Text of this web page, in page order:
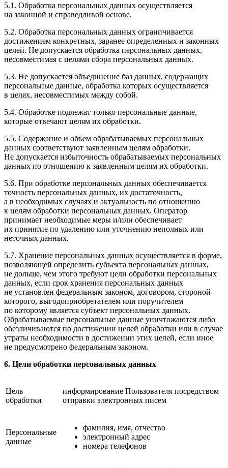
5.1. Обработка персональных данных осуществляется
на законной и справедливой основе.
5.2. Обработка персональных данных ограничивается
достижением конкретных, заранее определенных и законных
целей. Не допускается обработка персональных данных,
несовместимая с целями сбора персональных данных.
5.3. Не допускается объединение баз данных, содержащих
персональные данные, обработка которых осуществляется
в целях, несовместимых между собой.
5.4. Обработке подлежат только персональные данные,
которые отвечают целям их обработки.
5.5. Содержание и объем обрабатываемых персональных
данных соответствуют заявленным целям обработки.
Не допускается избыточность обрабатываемых персональных
данных по отношению к заявленным целям их обработки.
5.6. При обработке персональных данных обеспечивается
точность персональных данных, их достаточность,
а в необходимых случаях и актуальность по отношению
к целям обработки персональных данных. Оператор
принимает необходимые меры и/или обеспечивает
их принятие по удалению или уточнению неполных или
неточных данных.
5.7. Хранение персональных данных осуществляется в форме,
позволяющей определить субъекта персональных данных,
не дольше, чем этого требуют цели обработки персональных
данных, если срок хранения персональных данных
не установлен федеральным законом, договором, стороной
которого, выгодоприобретателем или поручителем
по которому является субъект персональных данных.
Обрабатываемые персональные данные уничтожаются либо
обезличиваются по достижении целей обработки или в случае
утраты необходимости в достижении этих целей, если иное
не предусмотрено федеральным законом.
6. Цели обработки персональных данных
Цель
обработки
информирование Пользователя посредством
отправки электронных писем
Персональные
данные
фамилия, имя, отчество
электронный адрес
номера телефонов